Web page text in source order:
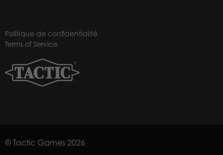
Politique de confidentialité
Terms of Service
© Tactic Games 2026